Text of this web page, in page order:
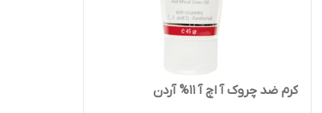
کرم ضد چروک آ اچ آ 11% آردن